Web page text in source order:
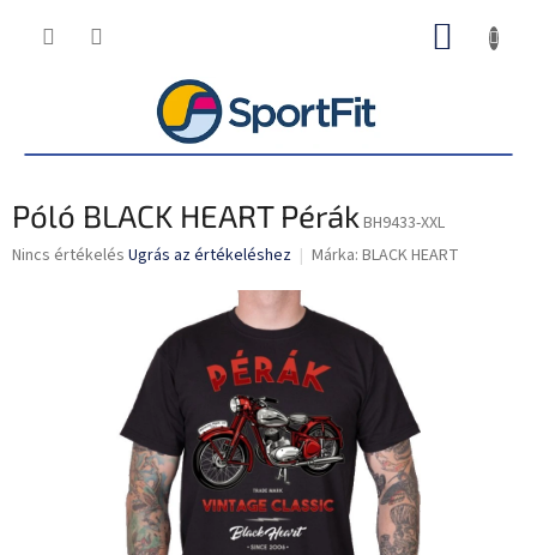
KOSÁR
Póló BLACK HEART Pérák BH9433-XXL
A
Nincs értékelés Ugrás az értékeléshez Márka: BLACK HEART